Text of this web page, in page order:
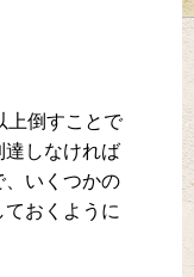
上倒すことで
達しなければ
、いくつかの
おくように